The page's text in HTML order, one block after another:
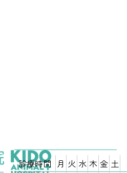
診療時間 月 火 水 木 金 土